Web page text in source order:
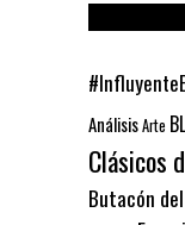
AnálisisArte
Clásicos
Butacón